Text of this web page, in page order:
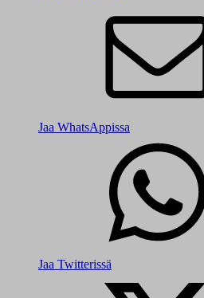
Jaa WhatsAppissa
Jaa Twitterissä